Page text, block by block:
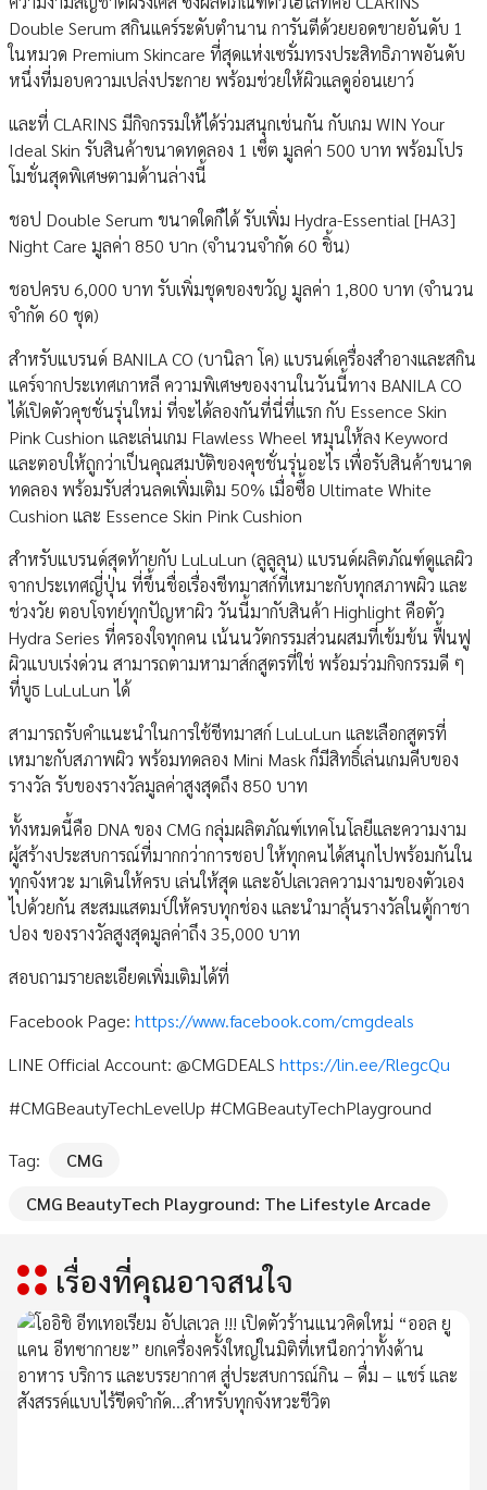
Double Serum สกินแคร์ระดับตำนาน การันตีด้วยยอดขายอันดับ 1
ในหมวด Premium Skincare ที่สุดแห่งเซรั่มทรงประสิทธิภาพอันดับ
หนึ่งที่มอบความเปล่งประกาย พร้อมช่วยให้ผิวแลดูอ่อนเยาว์
และที่ CLARINS มีกิจกรรมให้ได้ร่วมสนุกเช่นกัน กับเกม WIN Your
Ideal Skin รับสินค้าขนาดทดลอง 1 เซ็ต มูลค่า 500 บาท พร้อมโปร
โมชั่นสุดพิเศษตามด้านล่างนี้
ชอป Double Serum ขนาดใดก็ได้ รับเพิ่ม Hydra-Essential [HA3]
Night Care มูลค่า 850 บาn (จำนวนจำกัด 60 ชิ้น)
ชอปครบ 6,000 บาท รับเพิ่มชุดของขวัญ มูลค่า 1,800 บาท (จำนวน
จำกัด 60 ชุด)
สำหรับแบรนด์ BANILA CO (บานิลา โค) แบรนด์เครื่องสำอางและสกิน
แคร์จากประเทศเกาหลี ความพิเศษของงานในวันนี้ทาง BANILA CO
ได้เปิดตัวคุชชั่นรุ่นใหม่ ที่จะได้ลองกันที่นี่ที่แรก กับ Essence Skin
Pink Cushion และเล่นเกม Flawless Wheel หมุนให้ลง Keyword
และตอบให้ถูกว่าเป็นคุณสมบัติของคุชชั่นรุ่นอะไร เพื่อรับสินค้าขนาด
ทดลอง พร้อมรับส่วนลดเพิ่มเติม 50% เมื่อซื้อ Ultimate White
Cushion และ Essence Skin Pink Cushion
สำหรับแบรนด์สุดท้ายกับ LuLuLun (ลูลูลุน) แบรนด์ผลิตภัณฑ์ดูแลผิว
จากประเทศญี่ปุ่น ที่ขึ้นชื่อเรื่องชีทมาสก์ที่เหมาะกับทุกสภาพผิว และ
ช่วงวัย ตอบโจทย์ทุกปัญหาผิว วันนี้มากับสินค้า Highlight คือตัว
Hydra Series ที่ครองใจทุกคน เน้นนวัตกรรมส่วนผสมที่เข้มข้น ฟื้นฟู
ผิวแบบเร่งด่วน สามารถตามหามาส์กสูตรที่ใช่ พร้อมร่วมกิจกรรมดี ๆ
ที่บูธ LuLuLun ได้
สามารถรับคำแนะนำในการใช้ชีทมาสก์ LuLuLun และเลือกสูตรที่
เหมาะกับสภาพผิว พร้อมทดลอง Mini Mask ก็มีสิทธิ์เล่นเกมคีบของ
รางวัล รับของรางวัลมูลค่าสูงสุดถึง 850 บาท
ทั้งหมดนี้คือ DNA ของ CMG กลุ่มผลิตภัณฑ์เทคโนโลยีและความงาม
ผู้สร้างประสบการณ์ที่มากกว่าการชอป ให้ทุกคนได้สนุกไปพร้อมกันใน
ทุกจังหวะ มาเดินให้ครบ เล่นให้สุด และอัปเลเวลความงามของตัวเอง
ไปด้วยกัน สะสมแสตมป์ให้ครบทุกช่อง และนำมาลุ้นรางวัลในตู้กาชา
ปอง ของรางวัลสูงสุดมูลค่าถึง 35,000 บาท
สอบถามรายละเอียดเพิ่มเติมได้ที่
Facebook Page: https://www.facebook.com/cmgdeals
LINE Official Account: @CMGDEALS https://lin.ee/RlegcQu
#CMGBeautyTechLevelUp #CMGBeautyTechPlayground
Tag:
CMG
CMG BeautyTech Playground: The Lifestyle Arcade
เรื่องที่คุณอาจสนใจ